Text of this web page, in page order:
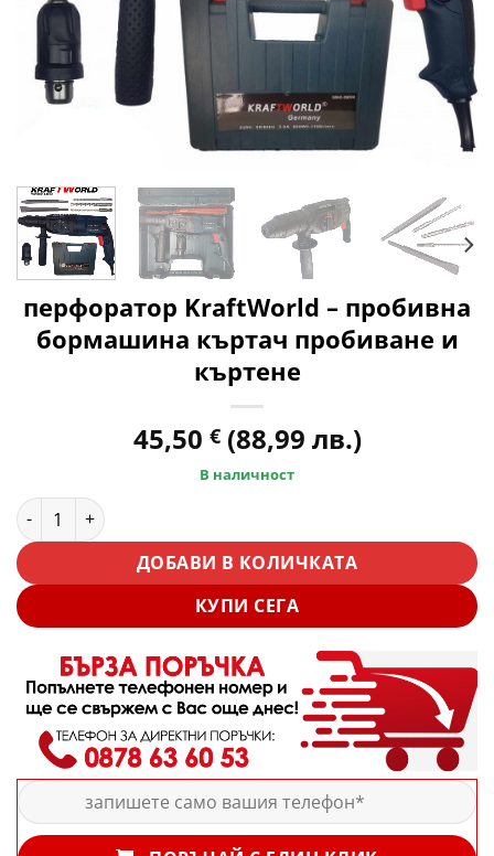
перфоратор KraftWorld – пробивна
бормашина къртач пробиване и
къртене
45,50 € (88,99 лв.)
В наличност
количество за перфоратор KraftWorld - пробивна
ДОБАВИ В КОЛИЧКАТА
КУПИ СЕГА